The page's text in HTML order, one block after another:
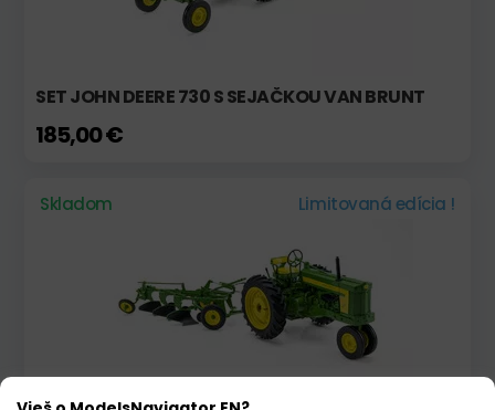
SET JOHN DEERE 730 S SEJAČKOU VAN BRUNT
185,00 €
Skladom Limitovaná edícia !